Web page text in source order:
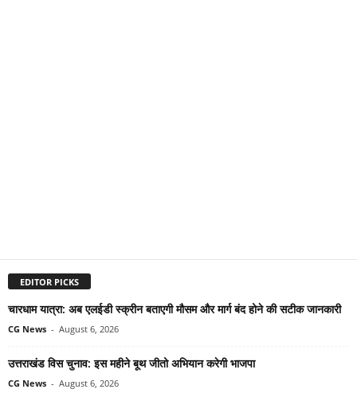
EDITOR PICKS
चारधाम यात्रा: अब एलईडी स्क्रीन बताएगी मौसम और मार्ग बंद होने की सटीक जानकारी
CG News - August 6, 2026
उत्तराखंड विस चुनाव: इस महीने बूथ जीतो अभियान करेगी भाजपा
CG News - August 6, 2026